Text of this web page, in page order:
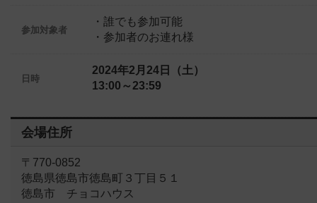
参加対象者
・誰でも参加可能
・参加者のお連れ様
日時
2024年2月24日（土）
13:00～23:59
会場住所
〒770-0852
徳島県徳島市徳島町３丁目５１
徳島市 チョコハウス